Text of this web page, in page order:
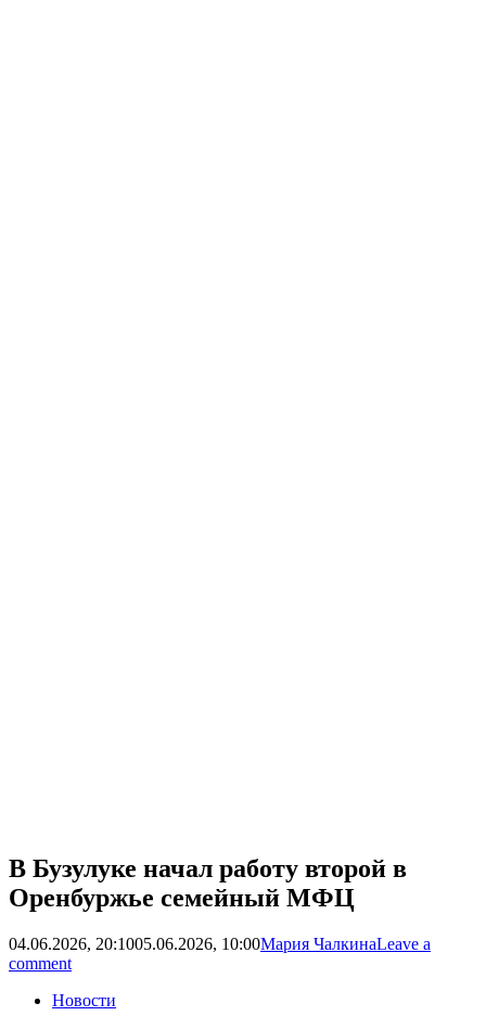
В Бузулуке начал работу второй в
Оренбуржье семейный МФЦ
04.06.2026, 20:1005.06.2026, 10:00Мария ЧалкинаLeave a
comment
Новости